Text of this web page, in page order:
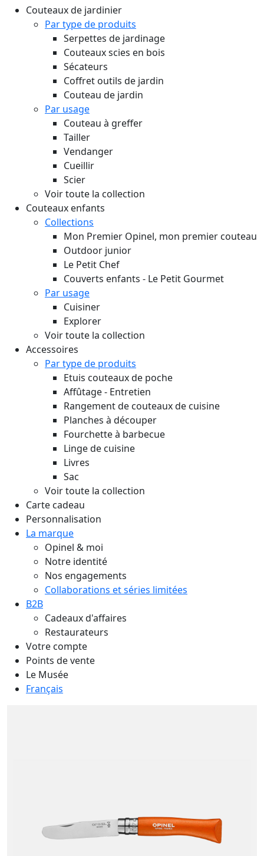
Couteaux de jardinier
Par type de produits
Serpettes de jardinage
Couteaux scies en bois
Sécateurs
Coffret outils de jardin
Couteau de jardin
Par usage
Couteau à greffer
Tailler
Vendanger
Cueillir
Scier
Voir toute la collection
Couteaux enfants
Collections
Mon Premier Opinel, mon premier couteau
Outdoor junior
Le Petit Chef
Couverts enfants - Le Petit Gourmet
Par usage
Cuisiner
Explorer
Voir toute la collection
Accessoires
Par type de produits
Etuis couteaux de poche
Affûtage - Entretien
Rangement de couteaux de cuisine
Planches à découper
Fourchette à barbecue
Linge de cuisine
Livres
Sac
Voir toute la collection
Carte cadeau
Personnalisation
La marque
Opinel & moi
Notre identité
Nos engagements
Collaborations et séries limitées
B2B
Cadeaux d'affaires
Restaurateurs
Votre compte
Points de vente
Le Musée
Français